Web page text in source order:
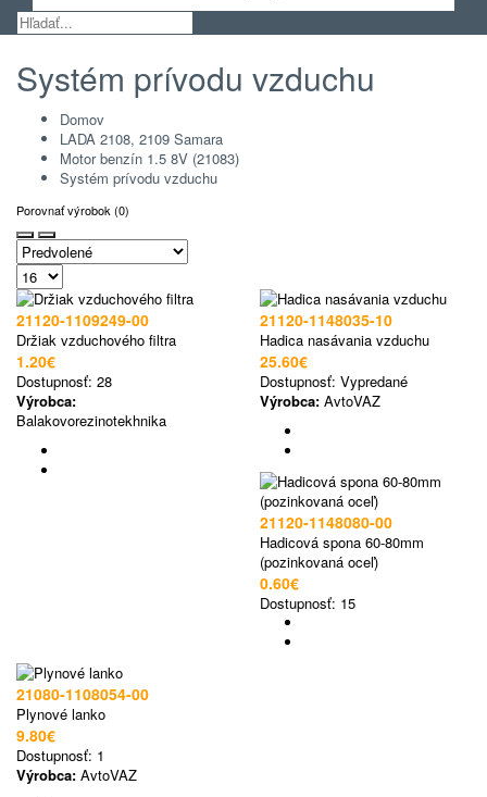
Systém prívodu vzduchu
Domov
LADA 2108, 2109 Samara
Motor benzín 1.5 8V (21083)
Systém prívodu vzduchu
Porovnať výrobok (0)
21120-1109249-00
Držiak vzduchového filtra
1.20€
Dostupnosť: 28
Výrobca:
Balakovorezinotekhnika
21120-1148035-10
Hadica nasávania vzduchu
25.60€
Dostupnosť: Vypredané
Výrobca: AvtoVAZ
21120-1148080-00
Hadicová spona 60-80mm
(pozinkovaná oceľ)
0.60€
Dostupnosť: 15
21080-1108054-00
Plynové lanko
9.80€
Dostupnosť: 1
Výrobca: AvtoVAZ